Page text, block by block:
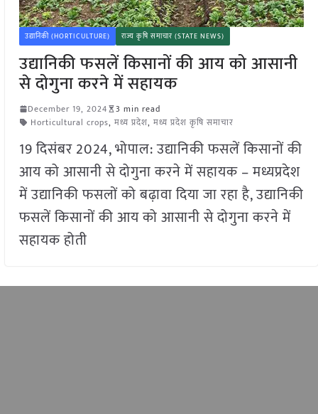
उद्यानिकी (HORTICULTURE) राज्य कृषि समाचार (STATE NEWS)
उद्यानिकी फसलें किसानों की आय को आसानी
से दोगुना करने में सहायक
December 19, 2024
3 min read
Horticultural crops, मध्य प्रदेश, मध्य प्रदेश कृषि समाचार
19 दिसंबर 2024, भोपाल: उद्यानिकी फसलें किसानों की
आय को आसानी से दोगुना करने में सहायक – मध्यप्रदेश
में उद्यानिकी फसलों को बढ़ावा दिया जा रहा है, उद्यानिकी
फसलें किसानों की आय को आसानी से दोगुना करने में
सहायक होती